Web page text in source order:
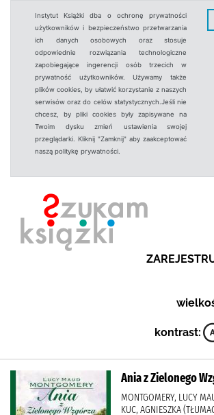
Instytut Książki dba o ochronę prywatności
użytkowników i bezpieczeństwo przetwarzania
ich danych osobowych oraz stosuje
odpowiednie rozwiązania technologiczne
zapobiegające ingerencji osób trzecich w
prywatność użytkowników. Używamy także
plików cookies, by ułatwić korzystanie z naszych
serwisów oraz do celów statystycznych.Jeśli nie
chcesz, by pliki cookies były zapisywane na
Twoim dysku zmień ustawienia swojej
przeglądarki. Kliknij "Zamknij" aby zaakceptować
naszą politykę prywatności.
kontrast:
Ania z Zielonego
MONTGOMERY, LUCY
KUC, AGNIESZKA